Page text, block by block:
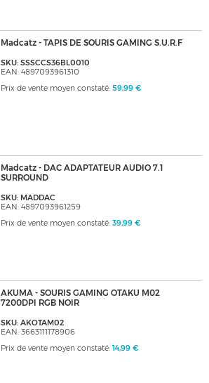
Madcatz - TAPIS DE SOURIS GAMING S.U.R.F
SKU: SSSCCS36BL0010
EAN: 4897093961310
Prix de vente moyen constaté: 59,99 €
Madcatz - DAC ADAPTATEUR AUDIO 7.1
SURROUND
SKU: MADDAC
EAN: 4897093961259
Prix de vente moyen constaté: 39,99 €
AKUMA - SOURIS GAMING OTAKU M02
7200DPI RGB NOIR
SKU: AKOTAM02
EAN: 3663111178906
Prix de vente moyen constaté: 14,99 €